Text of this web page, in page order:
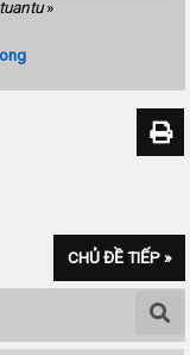
»
CHỦ ĐỀ TIẾP »